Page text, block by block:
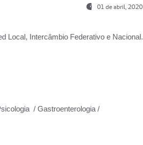
01 de abril, 2020
Local, Intercâmbio Federativo e Nacional.
/ Gastroenterologia /